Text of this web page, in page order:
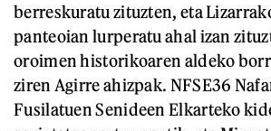
berreskuratu zituzten, eta
panteoian lurperatu ahal izan
oroimen historikoaren aldeko
ziren Agirre ahizpak. NFSE36
Fusilatuen Senideen Elkarteko